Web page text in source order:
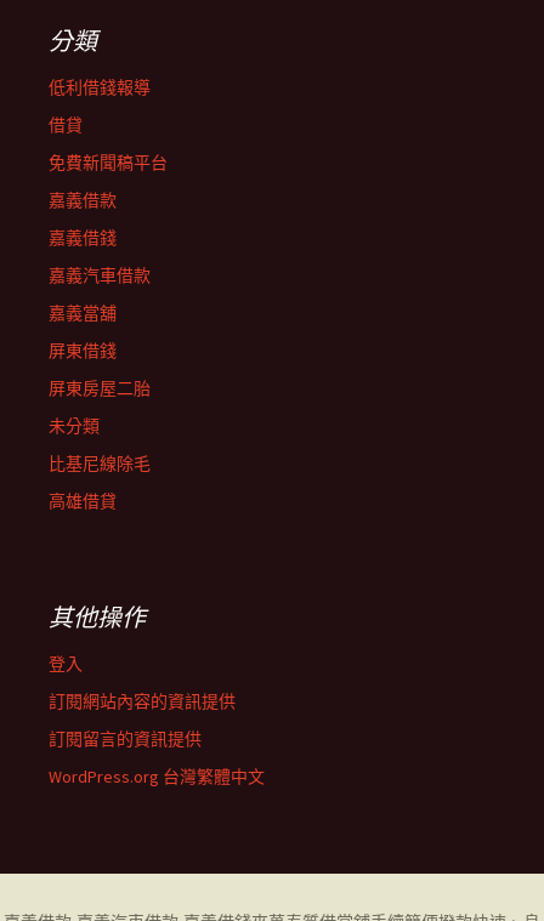
分類
低利借錢報導
借貸
免費新聞稿平台
嘉義借款
嘉義借錢
嘉義汽車借款
嘉義當舖
屏東借錢
屏東房屋二胎
未分類
比基尼線除毛
高雄借貸
其他操作
登入
訂閱網站內容的資訊提供
訂閱留言的資訊提供
WordPress.org 台灣繁體中文